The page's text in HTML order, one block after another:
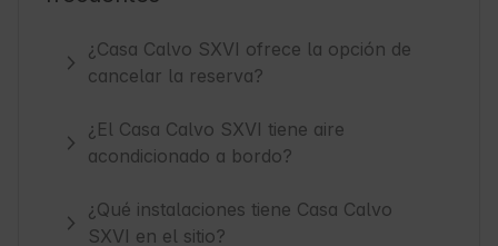
¿Casa Calvo SXVI ofrece la opción de
cancelar la reserva?
¿El Casa Calvo SXVI tiene aire
acondicionado a bordo?
¿Qué instalaciones tiene Casa Calvo
SXVI en el sitio?